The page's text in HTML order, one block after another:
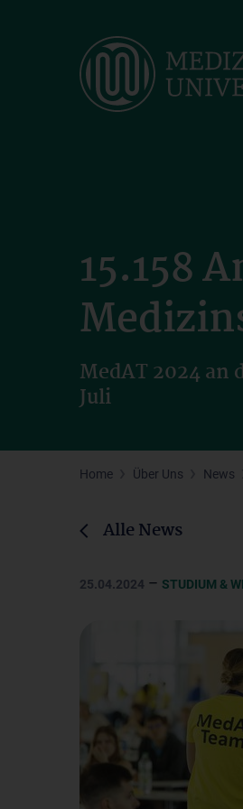
15.158
MedAT 2024 an
Juli
Home Über Uns News
Alle News
25.04.2024 – STUDIUM &